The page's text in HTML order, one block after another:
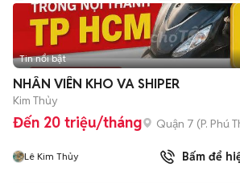
Tin nổi bật
NHÂN VIÊN KHO VA SHIPER
Kim Thủy
Đến 20 triệu/tháng Quận 7 (P. Phú
Lê Kim Thủy Bấm để